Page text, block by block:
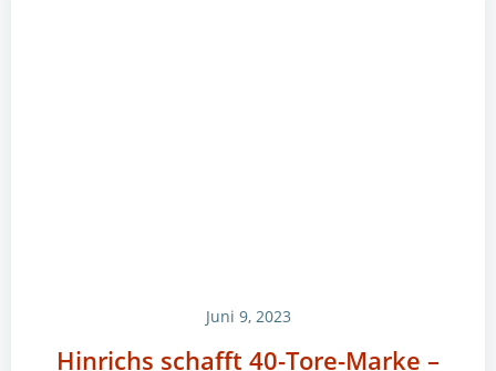
Juni 9, 2023
Hinrichs schafft 40-Tore-Marke –